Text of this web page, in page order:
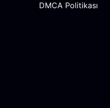
DMCA Politikası